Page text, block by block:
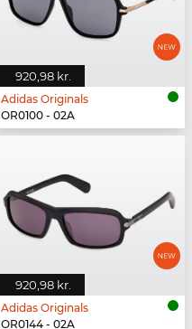
920,98 kr.
Adidas Originals
OR0100 - 02A
920,98 kr.
Adidas Originals
OR0144 - 02A